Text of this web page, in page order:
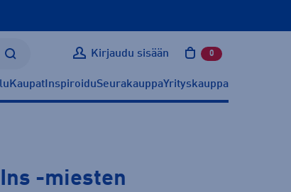
Kirjaudu sisään 0 tuotetta
Kaupat InspiroiduSeurakauppaYrityskauppa
-miesten